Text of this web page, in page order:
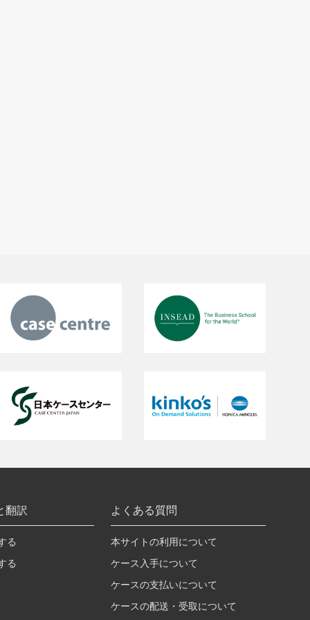
翻訳
る
る
よくある質問
本サイトの利用について
ケース入手について
ケースの支払いについて
ケースの配送・受取について